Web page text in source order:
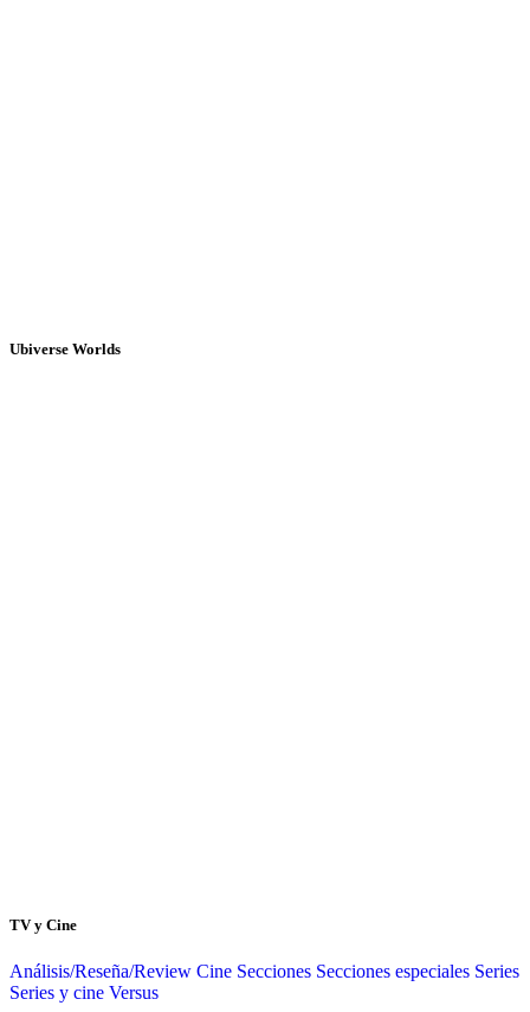
Ubiverse Worlds
TV y Cine
Análisis/Reseña/Review Cine Secciones Secciones especiales Series
Series y cine Versus